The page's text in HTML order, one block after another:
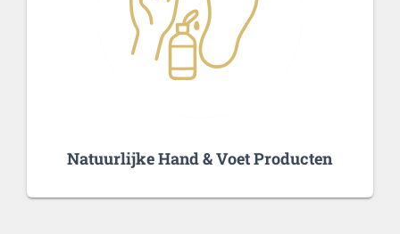
Natuurlijke Hand & Voet Producten